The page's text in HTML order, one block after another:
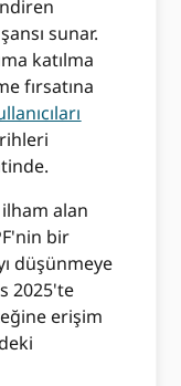
sunar.
katılma
fırsatına
alan
bir
düşünmeye
2025'te
erişim